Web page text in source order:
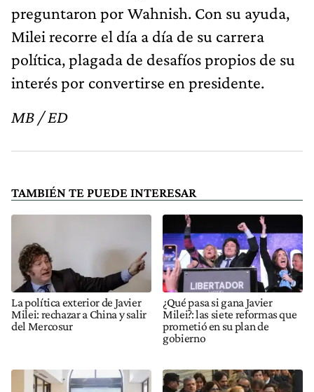
preguntaron por Wahnish. Con su ayuda,
Milei recorre el día a día de su carrera
política, plagada de desafíos propios de su
interés por convertirse en presidente.
MB / ED
TAMBIÉN TE PUEDE INTERESAR
La política exterior de Javier
Milei: rechazar a China y salir
del Mercosur
¿Qué pasa si gana Javier
Milei?: las siete reformas que
prometió en su plan de
gobierno